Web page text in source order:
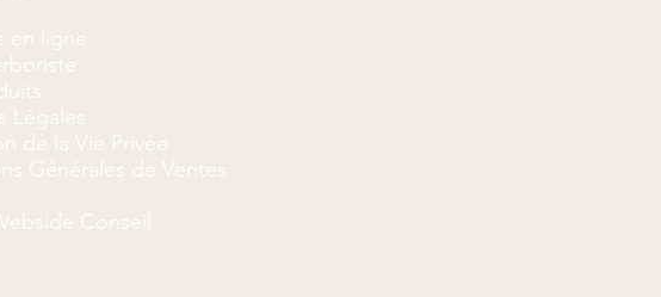
en ligne
Légales
de la Vie Privée
Générales de Ventes
Conseil